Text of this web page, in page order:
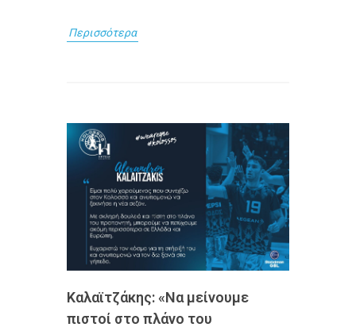
Περισσότερα
Καλαϊτζάκης: «Να μείνουμε
πιστοί στο πλάνο του